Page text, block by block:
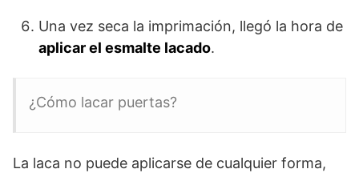
Una vez seca la imprimación, llegó la hora de
aplicar el esmalte lacado.
¿Cómo lacar puertas?
La laca no puede aplicarse de cualquier forma,